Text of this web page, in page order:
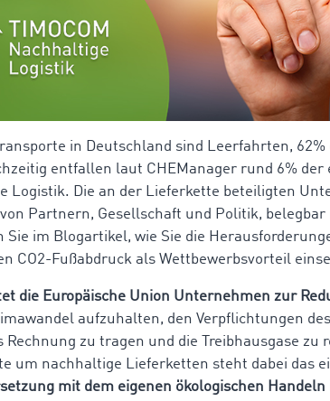
in Deutschland sind Leerfahrten,
entfallen laut CHEManager rund 6% der
Logistik. Die an der Lieferkette beteiligten
Partnern, Gesellschaft und Politik, belegbar
Sie im Blogartikel, wie Sie die
CO2-Fußabdruck als Wettbewerbsvorteil
die Europäische Union Unternehmen zur
aufzuhalten, den Verpflichtungen
zu tragen und die Treibhausgase zu
um nachhaltige Lieferketten steht dabei das
mit dem eigenen ökologischen